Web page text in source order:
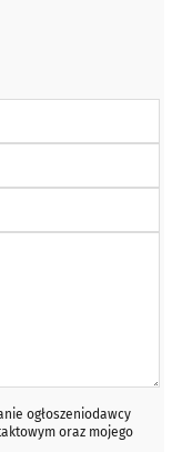
ogłoszeniodawcy
oraz mojego